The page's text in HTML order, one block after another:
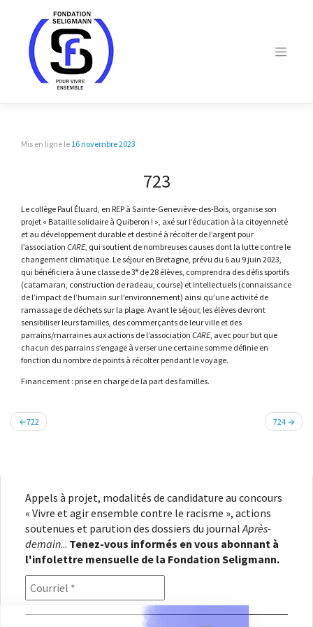
Mis en ligne le 16 novembre 2023
723
Le collège Paul Éluard, en REP à Sainte-Geneviève-des-Bois, organise son
projet « Bataille solidaire à Quiberon ! », axé sur l’éducation à la citoyenneté
et au développement durable et destiné à récolter de l’argent pour
l’association CARE, qui soutient de nombreuses causes dont la lutte contre le
changement climatique. Le séjour en Bretagne, prévu du 6 au 9 juin 2023,
qui bénéficiera à une classe de 3e de 28 élèves, comprendra des défis sportifs
(catamaran, construction de radeau, course) et intellectuels (connaissance
de l’impact de l’humain sur l’environnement) ainsi qu’une activité de
ramassage de déchets sur la plage. Avant le séjour, les élèves devront
sensibiliser leurs familles, des commerçants de leur ville et des
parrains/marraines aux actions de l’association CARE, avec pour but que
chacun des parrains s’engage à verser une certaine somme définie en
fonction du nombre de points à récolter pendant le voyage.
Financement : prise en charge de la part des familles.
Navigation
de
722 724
Appels à projet, modalités de candidature au concours
« Vivre et agir ensemble contre le racisme », actions
soutenues et parution des dossiers du journalAprès-
demain... Tenez-vous informés en vous abonnant à
l'infolettre mensuelle de la Fondation Seligmann.